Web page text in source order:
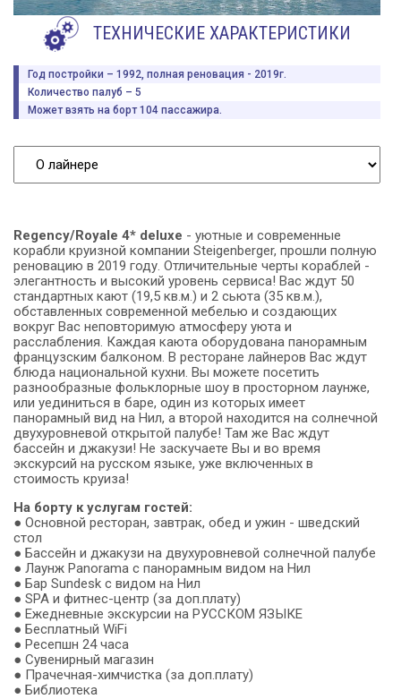
ТЕХНИЧЕСКИЕ ХАРАКТЕРИСТИКИ
Год постройки – 1992, полная реновация - 2019г.
Количество палуб – 5
Может взять на борт 104 пассажира.
Regency/Royale 4* deluxe - уютные и современные
корабли круизной компании Steigenberger, прошли полную
реновацию в 2019 году. Отличительные черты кораблей -
элегантность и высокий уровень сервиса! Вас ждут 50
стандартных кают (19,5 кв.м.) и 2 сьюта (35 кв.м.),
обставленных современной мебелью и создающих
вокруг Вас неповторимую атмосферу уюта и
расслабления. Каждая каюта оборудована панорамным
французским балконом. В ресторане лайнеров Вас ждут
блюда национальной кухни. Вы можете посетить
разнообразные фольклорные шоу в просторном лаунже,
или уединиться в баре, один из которых имеет
панорамный вид на Нил, а второй находится на солнечной
двухуровневой открытой палубе! Там же Вас ждут
бассейн и джакузи! Не заскучаете Вы и во время
экскурсий на русском языке, уже включенных в
стоимость круиза!
На борту к услугам гостей:
● Основной ресторан, завтрак, обед и ужин - шведский
стол
● Бассейн и джакузи на двухуровневой солнечной палубе
● Лаунж Panorama с панорамным видом на Нил
● Бар Sundesk с видом на Нил
● SPA и фитнес-центр (за доп.плату)
● Ежедневные экскурсии на РУССКОМ ЯЗЫКЕ
● Бесплатный WiFi
● Ресепшн 24 часа
● Сувенирный магазин
● Прачечная-химчистка (за доп.плату)
● Библиотека